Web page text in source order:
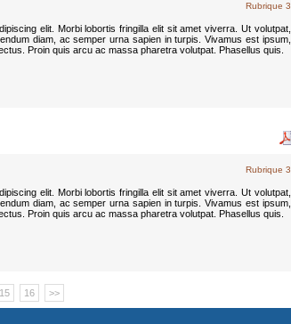
Rubrique 3
elit. Morbi lobortis fringilla elit sit amet viverra. Ut volutpat,
diam, ac semper urna sapien in turpis. Vivamus est ipsum,
Proin quis arcu ac massa pharetra volutpat. Phasellus quis.
Rubrique 3
elit. Morbi lobortis fringilla elit sit amet viverra. Ut volutpat,
diam, ac semper urna sapien in turpis. Vivamus est ipsum,
Proin quis arcu ac massa pharetra volutpat. Phasellus quis.
15 16 >>